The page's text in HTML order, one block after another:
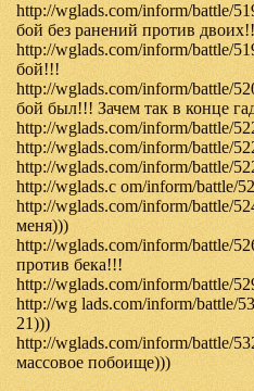
http://wglads.com/inform/battle/
бой без ранений против
http://wglads.com/inform/battle/
бой!!!
http://wglads.com/inform/battle/
бой был!!! Зачем так в конце
http://wglads.com/inform/battle/
http://wglads.com/inform/battle/
http://wglads.com/inform/battle/
http://wglads.c om/inform/battle/
http://wglads.com/inform/battle/
меня)))
http://wglads.com/inform/battle/
против бека!!!
http://wglads.com/inform/battle/
http://wg lads.com/inform/battle/
21)))
http://wglads.com/inform/battle/
массовое побоище)))